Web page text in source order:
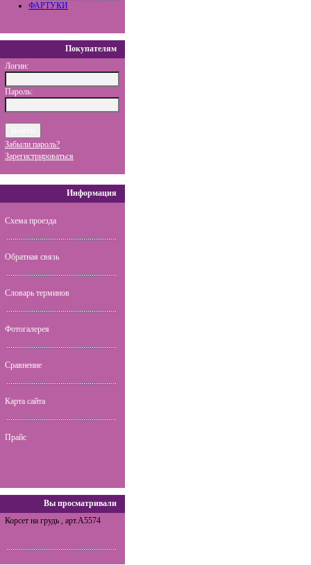
ФАРТУКИ
Покупателям
Логин:
Пароль:
Забыли пароль?
Зарегистрироваться
Информация
Схема проезда
Обратная связь
Словарь терминов
Фотогалерея
Сравнение
Карта сайта
Прайс
Вы просматривали
Корсет на грудь , арт.A5574